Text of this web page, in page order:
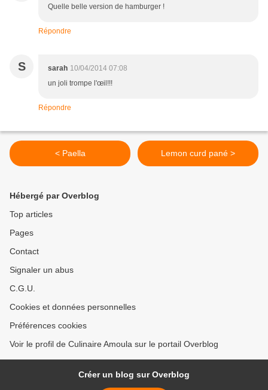
Quelle belle version de hamburger !
Répondre
S sarah 10/04/2014 07:08
un joli trompe l'œil!!!
Répondre
< Paella Lemon curd pané >
Hébergé par Overblog
Top articles
Pages
Contact
Signaler un abus
C.G.U.
Cookies et données personnelles
Préférences cookies
Voir le profil de Culinaire Amoula sur le portail Overblog
Créer un blog sur Overblog